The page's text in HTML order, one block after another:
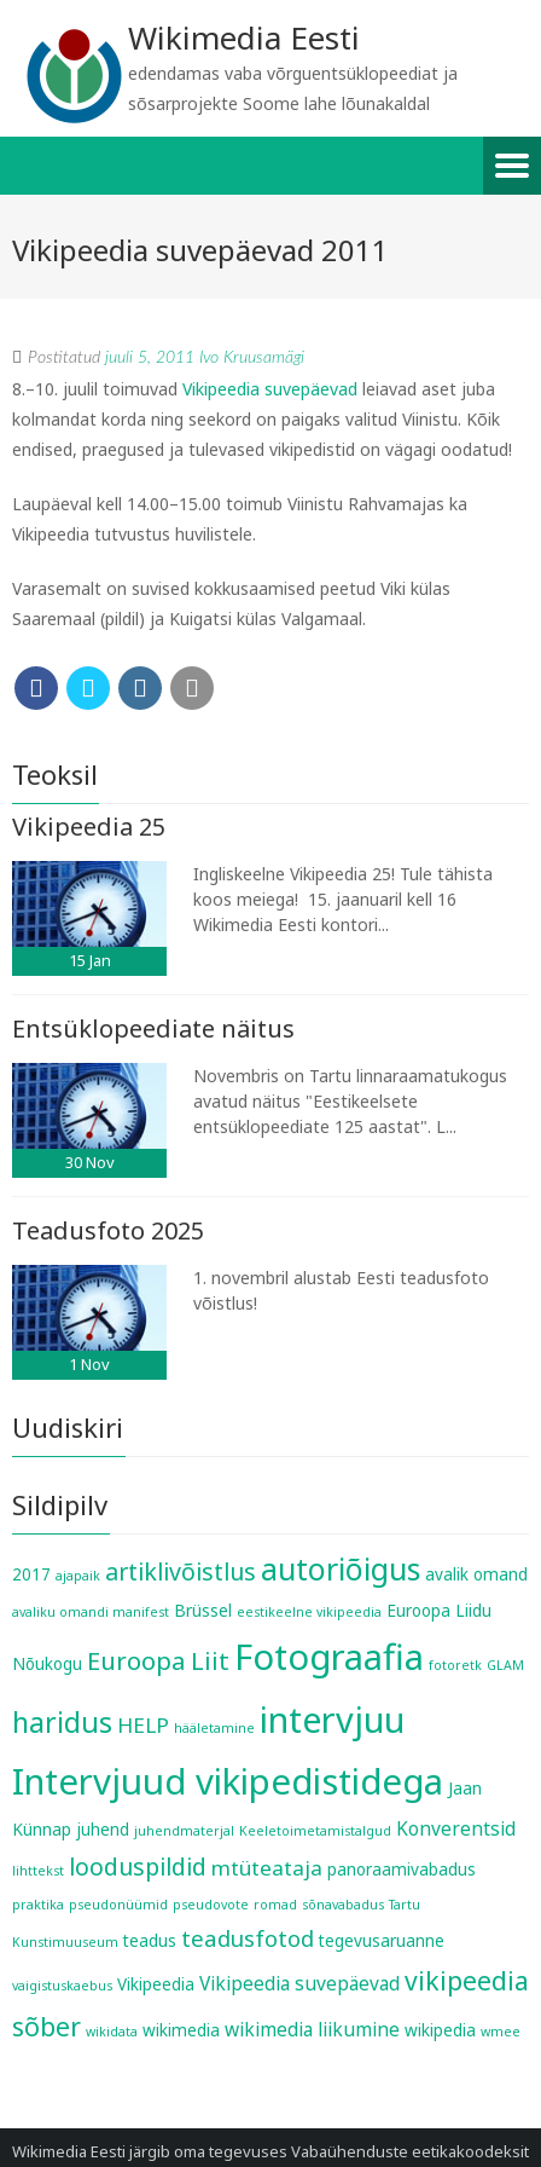
Wikimedia Eesti
edendamas vaba võrguentsüklopeediat ja
sõsarprojekte Soome lahe lõunakaldal
Vikipeedia suvepäevad 2011
Postitatud juuli 5, 2011 Ivo Kruusamägi
8.–10. juulil toimuvad Vikipeedia suvepäevad leiavad aset juba
kolmandat korda ning seekord on paigaks valitud Viinistu. Kõik
endised, praegused ja tulevased vikipedistid on vägagi oodatud!
Laupäeval kell 14.00–15.00 toimub Viinistu Rahvamajas ka
Vikipeedia tutvustus huvilistele.
Varasemalt on suvised kokkusaamised peetud Viki külas
Saaremaal (pildil) ja Kuigatsi külas Valgamaal.
Teoksil
Vikipeedia 25
15 Jan
Ingliskeelne Vikipeedia 25! Tule tähista
koos meiega! 15. jaanuaril kell 16
Wikimedia Eesti kontori...
Entsüklopeediate näitus
30Nov
Novembris on Tartu linnaraamatukogus
avatud näitus "Eestikeelsete
entsüklopeediate 125 aastat". L...
Teadusfoto 2025
1 Nov
1. novembril alustab Eesti teadusfoto
võistlus!
Uudiskiri
Sildipilv
2017 ajapaik artiklivõistlus autoriõigus avalik omand
avaliku omandi manifest Brüssel eestikeelne vikipeedia Euroopa Liidu
Nõukogu Euroopa Liit Fotograafia fotoretk GLAM
haridus HELP hääletamine intervjuu
Intervjuud vikipedistidega Jaan
Künnap juhend juhendmaterjal Keeletoimetamistalgud Konverentsid
lihttekst looduspildid mtüteataja panoraamivabadus
praktika pseudonüümid pseudovote romad sõnavabadus Tartu
Kunstimuuseum teadus teadusfotod tegevusaruanne
vaigistuskaebus Vikipeedia Vikipeedia suvepäevadvikipeedia
sõber wikidata wikimedia wikimedia liikumine wikipedia wmee
Wikimedia Eesti järgib oma tegevuses Vabaühenduste eetikakoodeksit